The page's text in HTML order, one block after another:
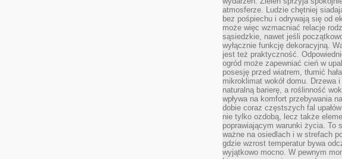
atmosferze. Ludzie chętniej
bez pośpiechu i odrywają się od
może więc wzmacniać relacje
sąsiedzkie, nawet jeśli początkowo
wyłącznie funkcję dekoracyjną.
jest też praktyczność.
ogród może zapewniać cień w
posesję przed wiatrem, tłumić
mikroklimat wokół domu. Drzewa
naturalną barierę, a roślinność
wpływa na komfort przebywania
dobie coraz częstszych fal
nie tylko ozdobą, lecz także
poprawiającym warunki życia. To
ważne na osiedlach i w strefach
gdzie wzrost temperatur bywa
wyjątkowo mocno. W pewnym